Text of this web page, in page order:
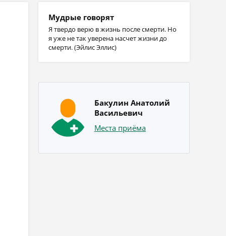
Мудрые говорят
Я твердо верю в жизнь после смерти. Но
я уже не так уверена насчет жизни до
смерти. (Эйлис Эллис)
Бакулин Анатолий
Васильевич
Места приёма